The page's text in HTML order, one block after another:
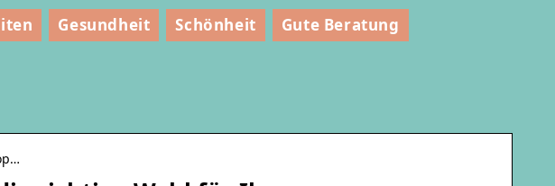
Gesundheit Schönheit Gute Beratung